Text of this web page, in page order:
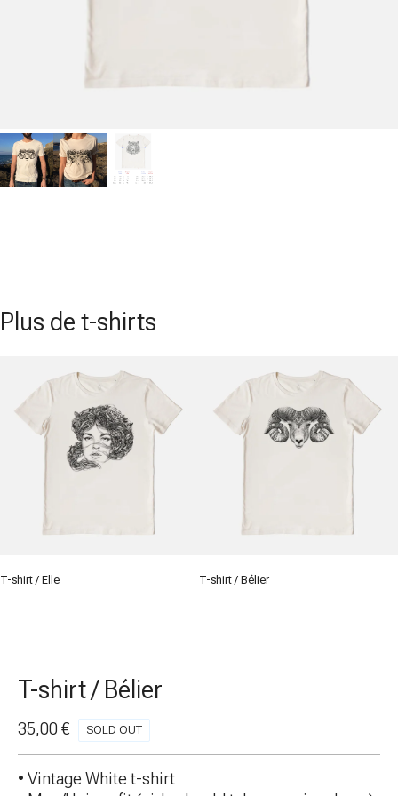
Plus de t-shirts
T-shirt / Elle T-shirt / Bélier
T-shirt / Bélier
35,00 € SOLD OUT
• Vintage White t-shirt